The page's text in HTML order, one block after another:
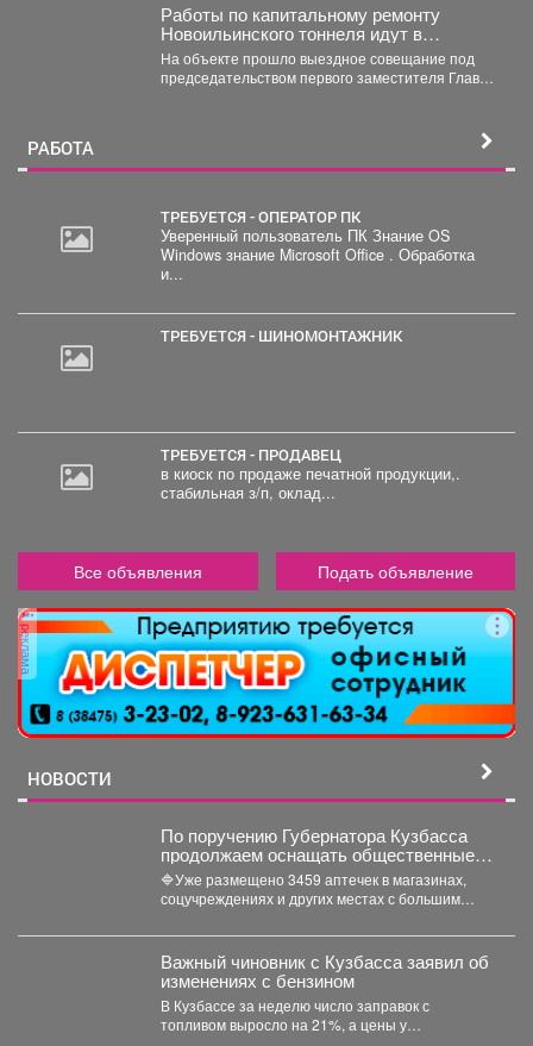
Работы по капитальному ремонту
Новоильинского тоннеля идут в
соответствии с графиком
На объекте прошло выездное совещание под
председательством первого заместителя Главы
РАБОТА
ТРЕБУЕТСЯ - ОПЕРАТОР ПК
Уверенный пользователь ПК Знание OS
Windows знание Microsoft Office . Обработка
и...
ТРЕБУЕТСЯ - ШИНОМОНТАЖНИК
ТРЕБУЕТСЯ - ПРОДАВЕЦ
в киоск по продаже печатной продукции,.
стабильная з/п, оклад...
Все объявления Подать объявление
реклама
НОВОСТИ
По поручению Губернатора Кузбасса
продолжаем оснащать общественные
пространства аптечками первой
помощи.
🔷Уже размещено 3459 аптечек в магазинах,
соцучреждениях и других местах с большим
Важный чиновник с Кузбасса заявил об
изменениях с бензином
В Кузбассе за неделю число заправок с
топливом выросло на 21%, а цены у